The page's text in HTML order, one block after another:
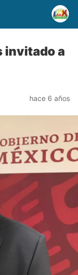
invitado a
hace 6 años